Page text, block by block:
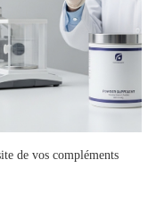
de vos compléments